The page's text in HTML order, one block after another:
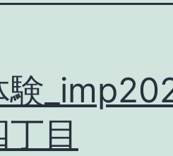
験
目